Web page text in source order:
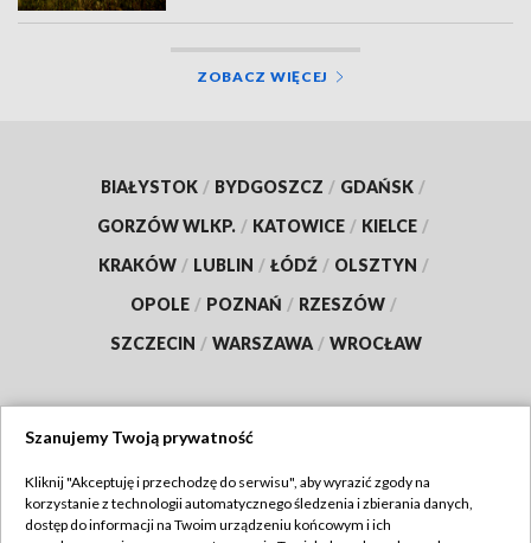
ZOBACZ WIĘCEJ
BIAŁYSTOK / BYDGOSZCZ / GDAŃSK /
GORZÓW WLKP. / KATOWICE / KIELCE /
KRAKÓW / LUBLIN / ŁÓDŹ / OLSZTYN /
OPOLE / POZNAŃ / RZESZÓW /
SZCZECIN / WARSZAWA / WROCŁAW
TVP
Szanujemy Twoją prywatność
Kliknij "Akceptuję i przechodzę do serwisu", aby wyrazić zgody na
korzystanie z technologii automatycznego śledzenia i zbierania danych,
dostęp do informacji na Twoim urządzeniu końcowym i ich